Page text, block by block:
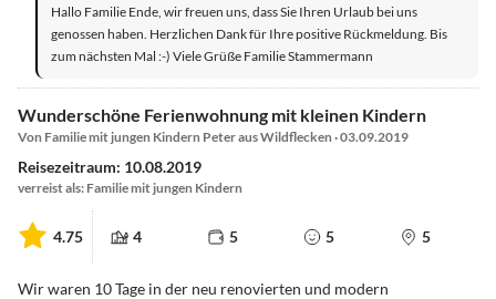
Hallo Familie Ende, wir freuen uns, dass Sie Ihren Urlaub bei uns
genossen haben. Herzlichen Dank für Ihre positive Rückmeldung. Bis
zum nächsten Mal :-) Viele Grüße Familie Stammermann
Wunderschöne Ferienwohnung mit kleinen Kindern
Von Familie mit jungen Kindern Peter aus Wildflecken · 03.09.2019
Reisezeitraum: 10.08.2019
verreist als: Familie mit jungen Kindern
4.75 4 5 5 5
Wir waren 10 Tage in der neu renovierten und modern